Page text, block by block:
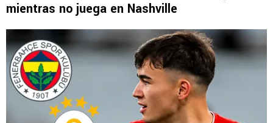
mientras no juega en Nashville